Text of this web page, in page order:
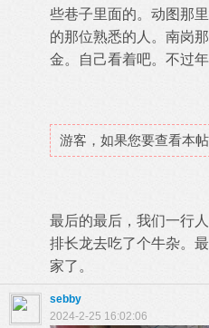
些巷子里面的。动图那
的那位熟悉的人。南岗
金。自己看着吧。不过
游客，如果您要查看本
最后的最后，我们一行
排长龙去吃了个牛杂。
家了。
sebby
2024-2-25 16:02:06